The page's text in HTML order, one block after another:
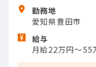
勤務地
愛知県豊田市
給与
月給22万円～55